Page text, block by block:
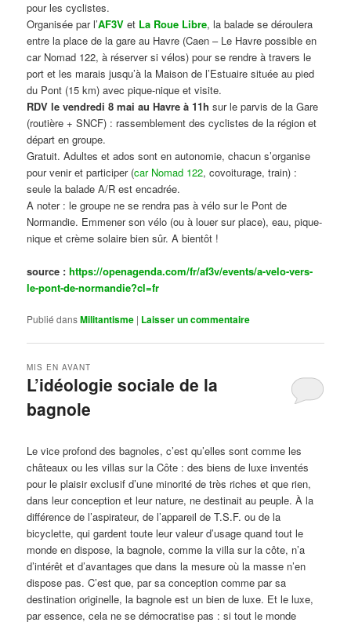
pour les cyclistes.
Organisée par l’AF3V et La Roue Libre, la balade se déroulera
entre la place de la gare au Havre (Caen – Le Havre possible en
car Nomad 122, à réserver si vélos) pour se rendre à travers le
port et les marais jusqu’à la Maison de l’Estuaire située au pied
du Pont (15 km) avec pique-nique et visite.
RDV le vendredi 8 mai au Havre à 11h sur le parvis de la Gare
(routière + SNCF) : rassemblement des cyclistes de la région et
départ en groupe.
Gratuit. Adultes et ados sont en autonomie, chacun s’organise
pour venir et participer (car Nomad 122, covoiturage, train) :
seule la balade A/R est encadrée.
A noter : le groupe ne se rendra pas à vélo sur le Pont de
Normandie. Emmener son vélo (ou à louer sur place), eau, pique-
nique et crème solaire bien sûr. A bientôt !
source :https://openagenda.com/fr/af3v/events/a-velo-vers-
le-pont-de-normandie?cl=fr
Publié dansMilitantisme | Laisser un commentaire
L’idéologie sociale de la
bagnole
MIS EN AVANT
Le vice profond des bagnoles, c’est qu’elles sont comme les
châteaux ou les villas sur la Côte : des biens de luxe inventés
pour le plaisir exclusif d’une minorité de très riches et que rien,
dans leur conception et leur nature, ne destinait au peuple. À la
différence de l’aspirateur, de l’appareil de T.S.F. ou de la
bicyclette, qui gardent toute leur valeur d’usage quand tout le
monde en dispose, la bagnole, comme la villa sur la côte, n’a
d’intérêt et d’avantages que dans la mesure où la masse n’en
dispose pas. C’est que, par sa conception comme par sa
destination originelle, la bagnole est un bien de luxe. Et le luxe,
par essence, cela ne se démocratise pas : si tout le monde